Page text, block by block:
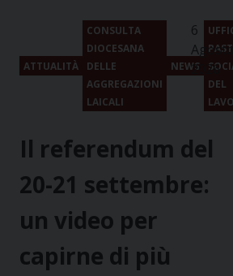
ATTUALITÀ
CONSULTA
DIOCESANA
DELLE
AGGREGAZIONI
LAICALI
NEWS
DEL
6
2026
Il referendum del
20-21 settembre:
un video per
capirne di più